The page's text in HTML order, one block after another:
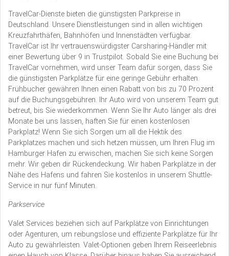
TravelCar-Dienste bieten die günstigsten Parkpreise in
Deutschland. Unsere Dienstleistungen sind in allen wichtigen
Kreuzfahrthäfen, Bahnhöfen und Innenstädten verfügbar.
TravelCar ist Ihr vertrauenswürdigster Carsharing-Händler mit
einer Bewertung über 9 in Trustpilot. Sobald Sie eine Buchung bei
TravelCar vornehmen, wird unser Team dafür sorgen, dass Sie
die günstigsten Parkplätze für eine geringe Gebühr erhalten.
Frühbucher gewähren Ihnen einen Rabatt von bis zu 70 Prozent
auf die Buchungsgebühren. Ihr Auto wird von unserem Team gut
betreut, bis Sie wiederkommen. Wenn Sie Ihr Auto länger als drei
Monate bei uns lassen, haften Sie für einen kostenlosen
Parkplatz! Wenn Sie sich Sorgen um all die Hektik des
Parkplatzes machen und sich hetzen müssen, um Ihren Flug im
Hamburger Hafen zu erwischen, machen Sie sich keine Sorgen
mehr. Wir geben dir Rückendeckung. Wir haben Parkplätze in der
Nähe des Hafens und fahren Sie kostenlos in unserem Shuttle-
Service in nur fünf Minuten.
Parkservice
Valet Services beziehen sich auf Parkplätze von Einrichtungen
oder Agenturen, um reibungslose und effiziente Parkplätze für Ihr
Auto zu gewährleisten. Valet-Optionen geben Ihrem Reiseerlebnis